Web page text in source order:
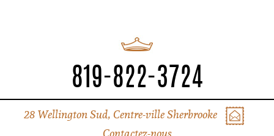
819-822-3724
28 Wellington Sud, Centre-ville Sherbrooke
Contactez-nous